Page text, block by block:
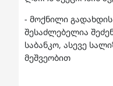
- მოქნილი
შესაძლებელია
საბანკო, ასევე
მეშვეობით